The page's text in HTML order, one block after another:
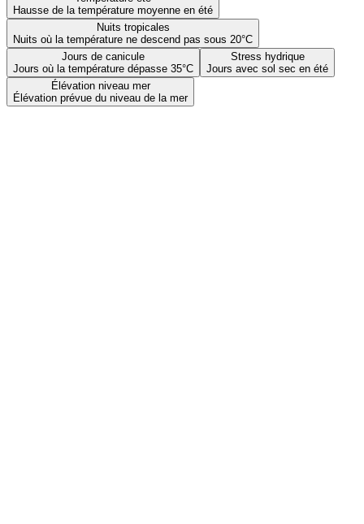
Hausse de la température moyenne en été
Nuits tropicales
Nuits où la température ne descend pas sous 20°C
Jours de canicule
Jours où la température dépasse 35°C
Stress hydrique
Jours avec sol sec en été
Élévation niveau mer
Élévation prévue du niveau de la mer